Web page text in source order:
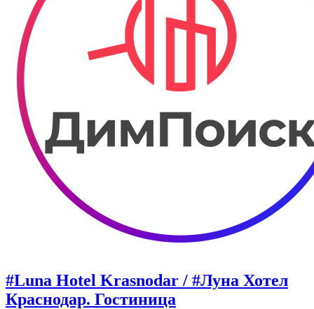
#Luna Hotel Krasnodar / #Луна Хотел
Краснодар. ​Гостиница